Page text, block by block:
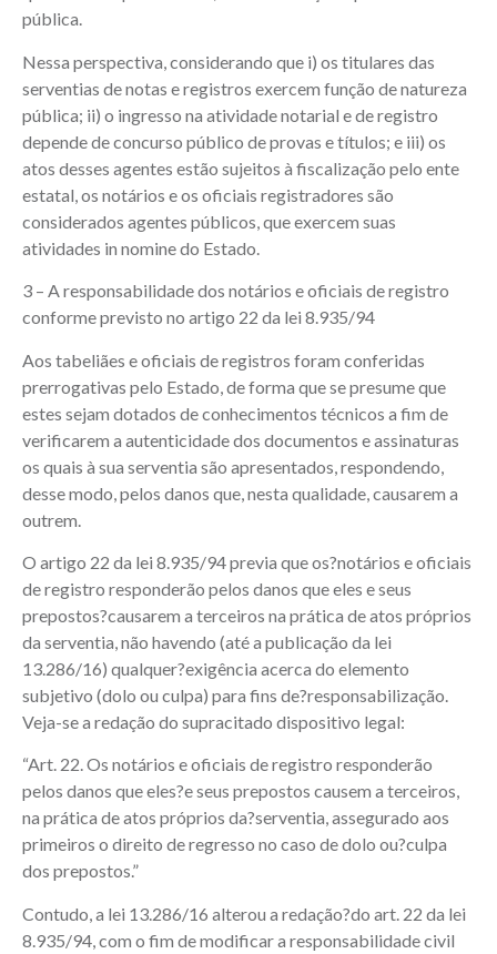
pública.
Nessa perspectiva, considerando que i) os titulares das
serventias de notas e registros exercem função de natureza
pública; ii) o ingresso na atividade notarial e de registro
depende de concurso público de provas e títulos; e iii) os
atos desses agentes estão sujeitos à fiscalização pelo ente
estatal, os notários e os oficiais registradores são
considerados agentes públicos, que exercem suas
atividades in nomine do Estado.
3 – A responsabilidade dos notários e oficiais de registro
conforme previsto no artigo 22 da lei 8.935/94
Aos tabeliães e oficiais de registros foram conferidas
prerrogativas pelo Estado, de forma que se presume que
estes sejam dotados de conhecimentos técnicos a fim de
verificarem a autenticidade dos documentos e assinaturas
os quais à sua serventia são apresentados, respondendo,
desse modo, pelos danos que, nesta qualidade, causarem a
outrem.
O artigo 22 da lei 8.935/94 previa que os?notários e oficiais
de registro responderão pelos danos que eles e seus
prepostos?causarem a terceiros na prática de atos próprios
da serventia, não havendo (até a publicação da lei
13.286/16) qualquer?exigência acerca do elemento
subjetivo (dolo ou culpa) para fins de?responsabilização.
Veja-se a redação do supracitado dispositivo legal:
“Art. 22. Os notários e oficiais de registro responderão
pelos danos que eles?e seus prepostos causem a terceiros,
na prática de atos próprios da?serventia, assegurado aos
primeiros o direito de regresso no caso de dolo ou?culpa
dos prepostos.”
Contudo, a lei 13.286/16 alterou a redação?do art. 22 da lei
8.935/94, com o fim de modificar a responsabilidade civil